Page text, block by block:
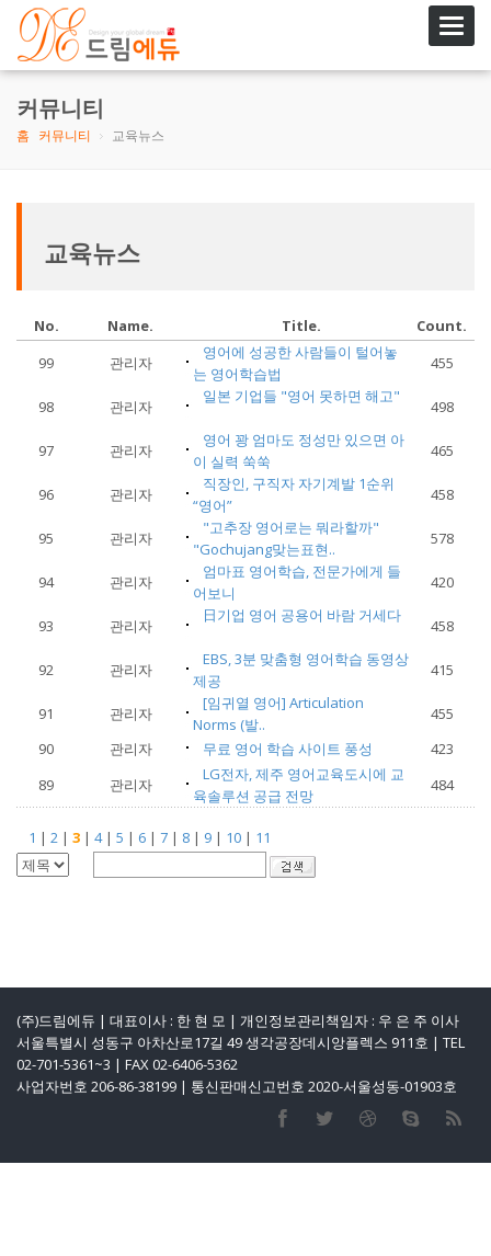
커뮤니티
홈 커뮤니티 교육뉴스
교육뉴스
No. Name. Title.
Count.
99
관리자
영어에 성공한 사람들이 털어놓
는 영어학습법
455
98 관리자
일본 기업들 "영어 못하면 해고"
498
97 관리자
영어 꽝 엄마도 정성만 있으면 아
이 실력 쑥쑥
465
96 관리자
직장인, 구직자 자기계발 1순위
“영어”
458
95 관리자
"고추장 영어로는 뭐라할까"
"Gochujang맞는표현..
578
94 관리자
엄마표 영어학습, 전문가에게 들
어보니
420
93 관리자
日기업 영어 공용어 바람 거세다
458
92 관리자
EBS, 3분 맞춤형 영어학습 동영상
제공
415
91 관리자
[임귀열 영어] Articulation
Norms (발..
455
90
관리자 무료 영어 학습 사이트 풍성
423
89
관리자
LG전자, 제주 영어교육도시에 교
육솔루션 공급 전망
484
1 | 2| 3| 4| 5 | 6| 7| 8| 9| 10| 11
(주)드림에듀 | 대표이사 : 한 현 모 | 개인정보관리책임자 : 우 은 주 이사
서울특별시 성동구 아차산로17길 49 생각공장데시앙플렉스 911호 | TEL
02-701-5361~3 | FAX 02-6406-5362
사업자번호 206-86-38199 | 통신판매신고번호 2020-서울성동-01903호